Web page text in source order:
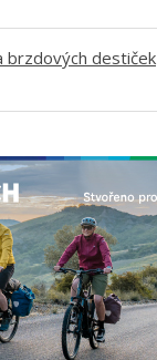
brzdových destiček